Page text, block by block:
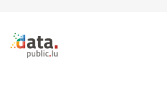
Retour à l'accueil de data.public.lu